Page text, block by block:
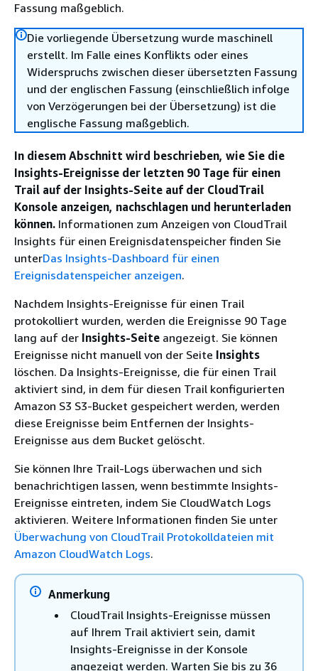
Fassung maßgeblich.
Die vorliegende Übersetzung wurde maschinell
erstellt. Im Falle eines Konflikts oder eines
Widerspruchs zwischen dieser übersetzten Fassung
und der englischen Fassung (einschließlich infolge
von Verzögerungen bei der Übersetzung) ist die
englische Fassung maßgeblich.
In diesem Abschnitt wird beschrieben, wie Sie die
Insights-Ereignisse der letzten 90 Tage für einen
Trail auf der Insights-Seite auf der CloudTrail
Konsole anzeigen, nachschlagen und herunterladen
können. Informationen zum Anzeigen von CloudTrail
Insights für einen Ereignisdatenspeicher finden Sie
unterDas Insights-Dashboard für einen
Ereignisdatenspeicher anzeigen.
Nachdem Insights-Ereignisse für einen Trail
protokolliert wurden, werden die Ereignisse 90 Tage
lang auf der Insights-Seite angezeigt. Sie können
Ereignisse nicht manuell von der Seite Insights
löschen. Da Insights-Ereignisse, die für einen Trail
aktiviert sind, in dem für diesen Trail konfigurierten
Amazon S3 S3-Bucket gespeichert werden, werden
diese Ereignisse beim Entfernen der Insights-
Ereignisse aus dem Bucket gelöscht.
Sie können Ihre Trail-Logs überwachen und sich
benachrichtigen lassen, wenn bestimmte Insights-
Ereignisse eintreten, indem Sie CloudWatch Logs
aktivieren. Weitere Informationen finden Sie unter
Überwachung von CloudTrail Protokolldateien mit
Amazon CloudWatch Logs.
Anmerkung
CloudTrail Insights-Ereignisse müssen
auf Ihrem Trail aktiviert sein, damit
Insights-Ereignisse in der Konsole
angezeigt werden. Warten Sie bis zu 36